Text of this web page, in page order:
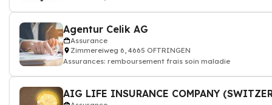
Agentur Celik AG
Assurance
Zimmereiweg 6, 4665 OFTRINGEN
Assurances: remboursement frais soin maladie